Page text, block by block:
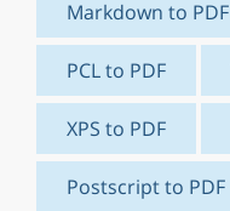
Markdown to PDF
PCL to PDF
XPS to PDF
Postscript to PDF